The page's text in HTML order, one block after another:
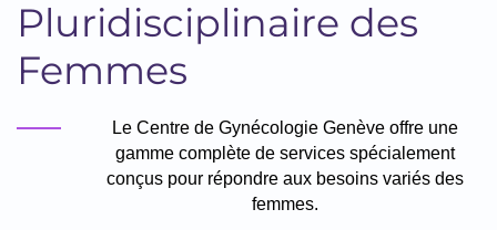
Pluridisciplinaire des
Femmes
Le Centre de Gynécologie Genève offre une
gamme complète de services spécialement
conçus pour répondre aux besoins variés des
femmes.